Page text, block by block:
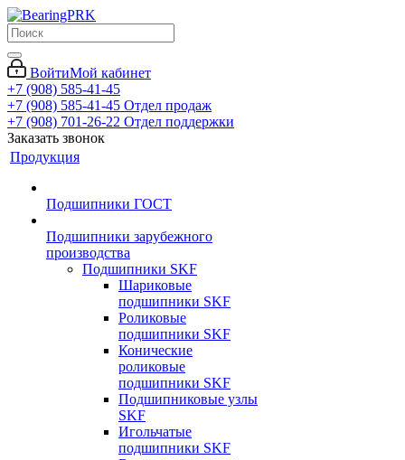
ВойтиМой кабинет
+7 (908) 585-41-45
+7 (908) 585-41-45 Отдел продаж
+7 (908) 701-26-22 Отдел поддержки
Заказать звонок
Продукция
Подшипники ГОСТ
Подшипники зарубежного
производства
Подшипники SKF
Шариковые
подшипники SKF
Роликовые
подшипники SKF
Конические
роликовые
подшипники SKF
Подшипниковые узлы
SKF
Игольчатые
подшипники SKF